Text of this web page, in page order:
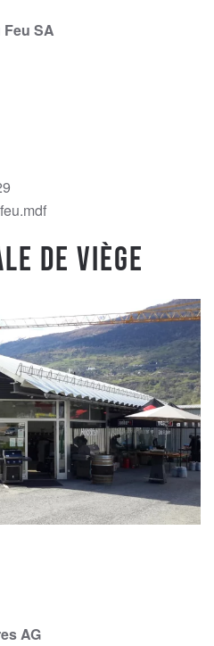
SA
de Viège
AG